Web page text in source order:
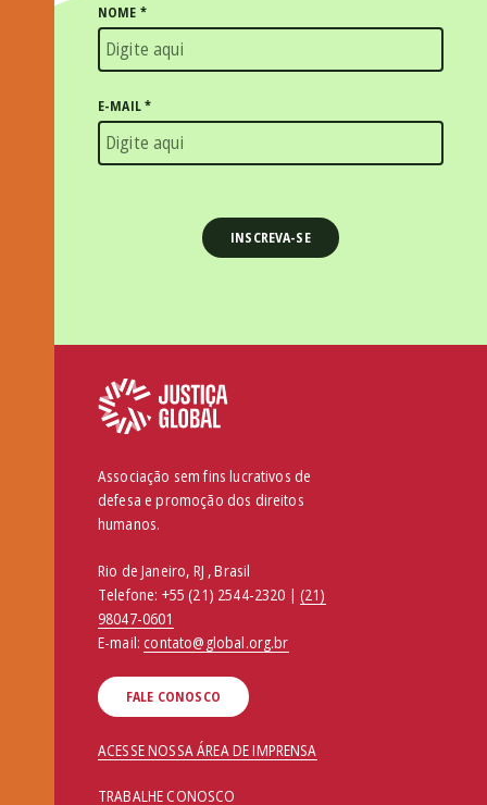
NOME *
E-MAIL*
Associação sem fins lucrativos de
defesa e promoção dos direitos
humanos.
Rio de Janeiro, RJ , Brasil
Telefone: +55 (21) 2544-2320 | (21)
98047-0601
E-mail:contato@global.org.br
FALE CONOSCO
ACESSE NOSSA ÁREA DE IMPRENSA
TRABALHE CONOSCO